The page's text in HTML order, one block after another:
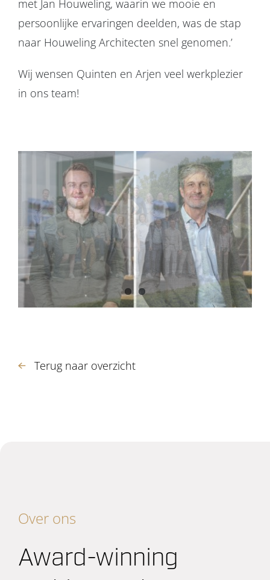
met Jan Houweling, waarin we mooie en
persoonlijke ervaringen deelden, was de stap
naar Houweling Architecten snel genomen.’
Wij wensen Quinten en Arjen veel werkplezier
in ons team!
Terug naar overzicht
Over ons
Award-winning